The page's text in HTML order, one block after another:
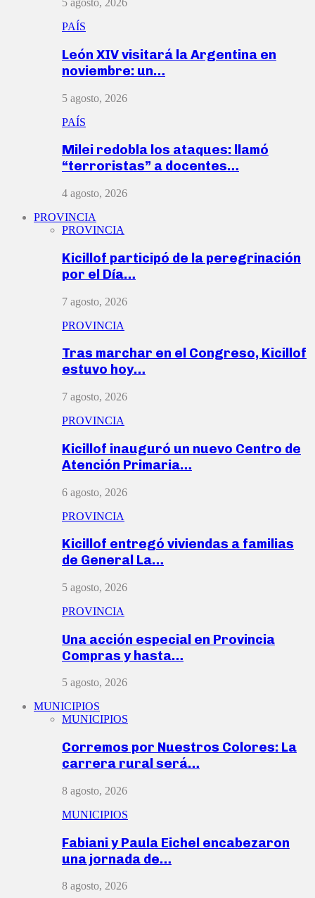
5 agosto, 2026
PAÍS
León XIV visitará la Argentina en
noviembre: un…
5 agosto, 2026
PAÍS
Milei redobla los ataques: llamó
“terroristas” a docentes…
4 agosto, 2026
PROVINCIA
PROVINCIA
Kicillof participó de la peregrinación
por el Día…
7 agosto, 2026
PROVINCIA
Tras marchar en el Congreso, Kicillof
estuvo hoy…
7 agosto, 2026
PROVINCIA
Kicillof inauguró un nuevo Centro de
Atención Primaria…
6 agosto, 2026
PROVINCIA
Kicillof entregó viviendas a familias
de General La…
5 agosto, 2026
PROVINCIA
Una acción especial en Provincia
Compras y hasta…
5 agosto, 2026
MUNICIPIOS
MUNICIPIOS
Corremos por Nuestros Colores: La
carrera rural será…
8 agosto, 2026
MUNICIPIOS
Fabiani y Paula Eichel encabezaron
una jornada de…
8 agosto, 2026